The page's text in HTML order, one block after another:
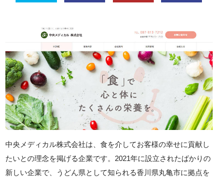
中央メディカル株式会社は、食を介してお客様の幸せに貢献し
たいとの理念を掲げる企業です。2021年に設立されたばかりの
新しい企業で、うどん県として知られる香川県丸亀市に拠点を